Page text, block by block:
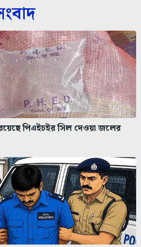
পিএইচইর সিল দেওয়া জলের